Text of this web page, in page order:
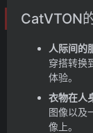
CatVTON
人际间的
穿搭转换
体验。
衣物在人
图像以及
像上。